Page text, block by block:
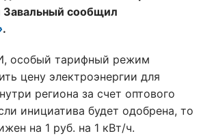
сообщил
.
особый тарифный режим
цену электроэнергии для
региона за счет оптового
инициатива будет одобрена, то
на 1 руб. на 1 кВт/ч.